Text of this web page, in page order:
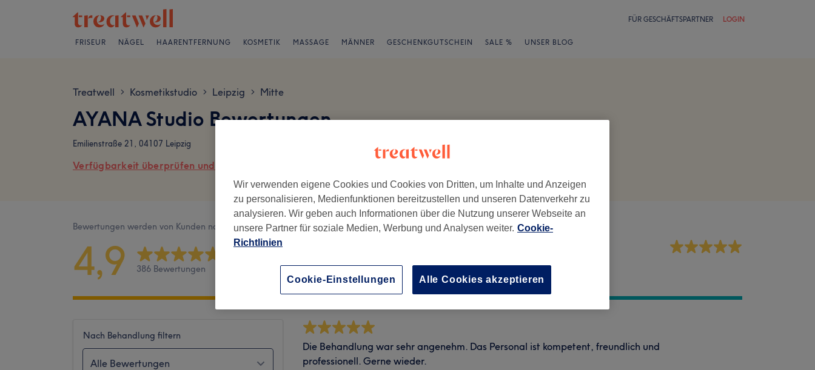
FÜR GESCHÄFTSPARTNER LOGIN
FRISEUR NÄGEL HAARENTFERNUNG KOSMETIK MASSAGE MÄNNER GESCHENKGUTSCHEIN SALE % UNSER BLOG
Treatwell > Kosmetikstudio > Leipzig > Mitte
AYANA Studio Bewertungen
Emilienstraße 21, 04107 Leipzig
Verfügbarkeit überprüfen und online buchen
Bewertungen werden von Kunden nach ihrem Besuch geschrieben.
4,9 386 Bewertungen Sauberkeit
Nach Behandlung filtern
Alle Bewertungen
Die Behandlung war sehr angenehm. Das Personal ist kompetent, freundlich und
professionell. Gerne wieder.
Wir verwenden eigene Cookies und Cookies von Dritten, um Inhalte und Anzeigen
zu personalisieren, Medienfunktionen bereitzustellen und unseren Datenverkehr zu
analysieren. Wir geben auch Informationen über die Nutzung unserer Webseite an
unsere Partner für soziale Medien, Werbung und Analysen weiter. Cookie-
Richtlinien
Cookie-Einstellungen Alle Cookies akzeptieren